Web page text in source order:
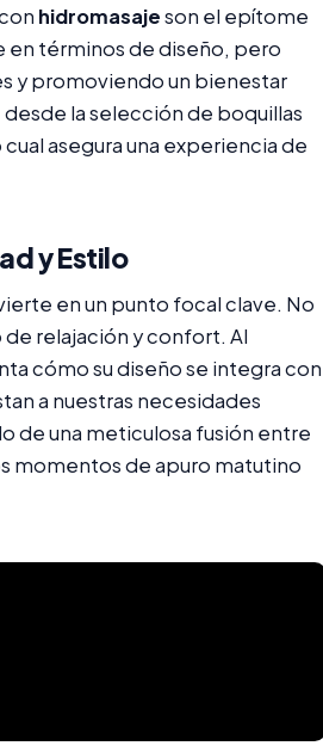
hidromasajeson el epítome
términos de diseño, pero
y promoviendo un bienestar
la selección de boquillas
asegura una experiencia de
y Estilo
en un punto focal clave. No
de relajación y confort. Al
cómo su diseño se integra con
a nuestras necesidades
de una meticulosa fusión entre
momentos de apuro matutino